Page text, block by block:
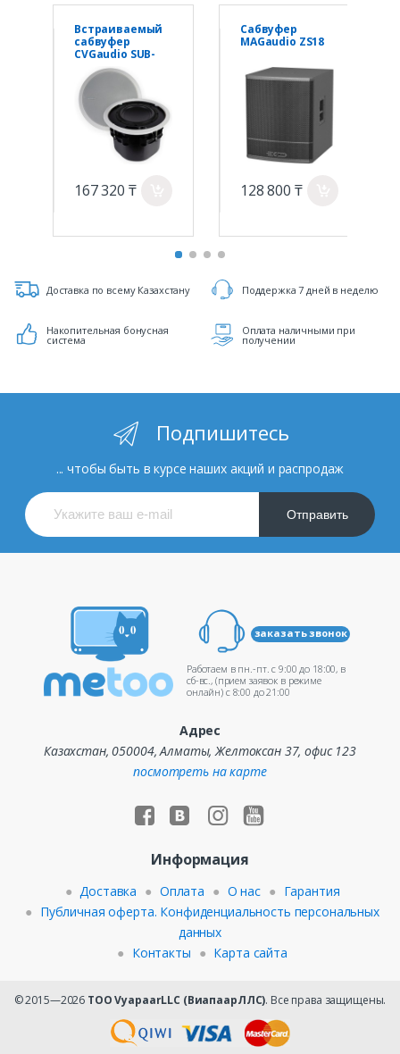
Встраиваемый
сабвуфер
CVGaudio SUB-
S8T 80W(100V)
167 320 ₸
Сабвуфер
MAGaudio ZS18
128 800 ₸
Доставка по всему Казахстану Поддержка 7 дней в неделю
Накопительная бонусная
система
Оплата наличными при
получении
Подпишитесь
... чтобы быть в курсе наших акций и распродаж
Отправить
заказать звонок
Работаем в пн.-пт. c 9:00 до 18:00, в
сб-вс., (прием заявок в режиме
онлайн) c 8:00 до 21:00
Адрес
Казахстан, 050004, Алматы, Желтоксан 37, офис 123
посмотреть на карте
Информация
Доставка Оплата О нас
Гарантия
Публичная оферта. Конфиденциальность персональных
данных
Контакты
Карта сайта
© 2015—2026 ТОО VyapaarLLC (ВиапаарЛЛС). Все права защищены.